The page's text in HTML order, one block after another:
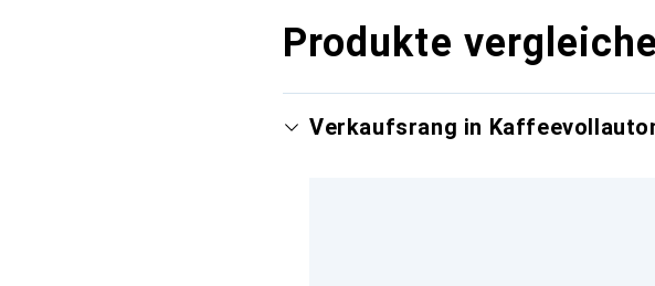
Produkte
Verkaufsrang in